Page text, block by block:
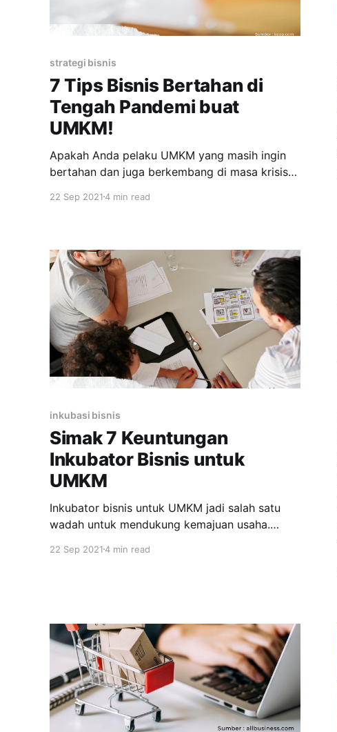
strategi bisnis
7 Tips Bisnis Bertahan di
Tengah Pandemi buat
UMKM!
Apakah Anda pelaku UMKM yang masih ingin
bertahan dan juga berkembang di masa krisis
seacara lengkap 7 tips bisnis bertahan di
waktu di mana kita mengalami pasang dan juga
surut. Tidak
22 Sep 20214 min read
inkubasi bisnis
Simak 7 Keuntungan
Inkubator Bisnis untuk
UMKM
Inkubator bisnis untuk UMKM jadi salah satu
wadah untuk mendukung kemajuan usaha.
membutuhkan banyak hal yang bisa
program pembinaan UMKM selama ini adalah
pembinaan yang tidak
22 Sep 20214 min read